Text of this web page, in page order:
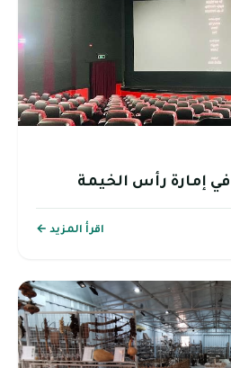
إمارة رأس الخيمة
اقرأ المزيد ←